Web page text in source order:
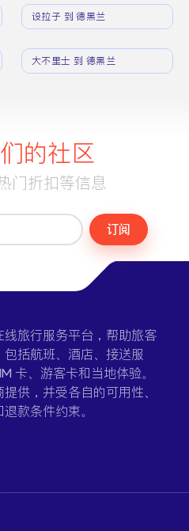
设拉子 到 德黑兰
大不里士 到 德黑兰
的社区
门折扣等信息
订阅
旅行服务平台，帮助旅客
括航班、酒店、接送服
卡、游客卡和当地体验。
供，并受各自的可用性、
款条件约束。